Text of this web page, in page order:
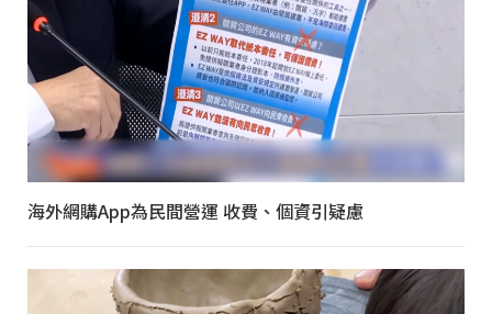
海外網購App為民間營運 收費、個資引疑慮